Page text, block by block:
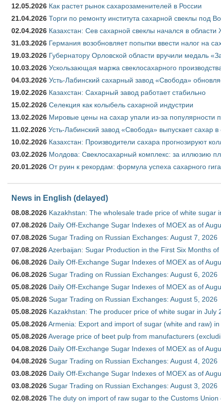
12.05.2026 Как растет рынок сахарозаменителей в России
21.04.2026 Торги по ремонту института сахарной свеклы под
02.04.2026 Казахстан: Сев сахарной свеклы начался в области
31.03.2026 Германия возобновляет попытки ввести налог на
19.03.2026 Губернатору Орловской области вручили медаль
10.03.2026 Ускользающая маржа свеклосахарного
04.03.2026 Усть-Лабинский сахарный завод «Свобода»
19.02.2026 Казахстан: Сахарный завод работает стабильно
15.02.2026 Селекция как колыбель сахарной индустрии
13.02.2026 Мировые цены на сахар упали из-за популярности
11.02.2026 Усть-Лабинский завод «Свобода» выпускает сахар в
10.02.2026 Казахстан: Производители сахара прогнозируют
03.02.2026 Молдова: Свеклосахарный комплекс: за иллюзию
20.01.2026 От руин к рекордам: формула успеха сахарного
News in English (delayed)
08.08.2026 Kazakhstan: The wholesale trade price of white sugar
07.08.2026 Daily Off-Exchange Sugar Indexes of MOEX as of
07.08.2026 Sugar Trading on Russian Exchanges: August 7, 2026
07.08.2026Azerbaijan: Sugar Production in the First Six Months of
06.08.2026 Daily Off-Exchange Sugar Indexes of MOEX as of
06.08.2026 Sugar Trading on Russian Exchanges: August 6, 2026
05.08.2026 Daily Off-Exchange Sugar Indexes of MOEX as of
05.08.2026 Sugar Trading on Russian Exchanges: August 5, 2026
05.08.2026 Kazakhstan: The producer price of white sugar in July
05.08.2026Armenia: Export and import of sugar (white and raw)
05.08.2026Average price of beet pulp from manufacturers
04.08.2026 Daily Off-Exchange Sugar Indexes of MOEX as of
04.08.2026 Sugar Trading on Russian Exchanges: August 4, 2026
03.08.2026 Daily Off-Exchange Sugar Indexes of MOEX as of
03.08.2026 Sugar Trading on Russian Exchanges: August 3, 2026
02.08.2026 The duty on import of raw sugar to the Customs